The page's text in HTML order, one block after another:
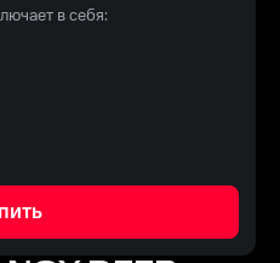
в себя:
связывающую события
Descent.